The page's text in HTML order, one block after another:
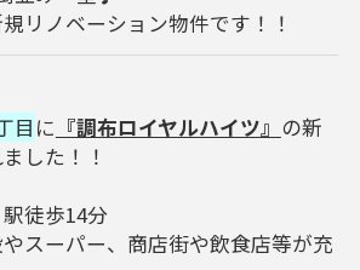
リノベーション物件です！！
目 に 『調布ロイヤルハイツ』 の新
した！！
徒歩14分
スーパー、商店街や飲食店等が充